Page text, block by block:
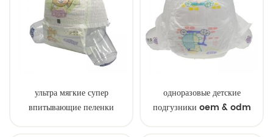
ультра мягкие супер
впитывающие пеленки
одноразовые детские
подгузники oem & odm